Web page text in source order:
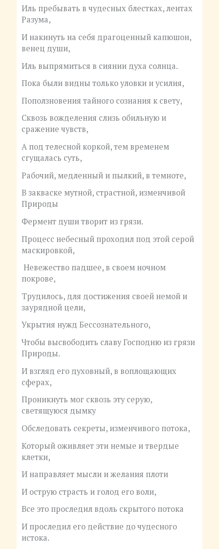
Иль пребывать в чудесных блестках, лентах
Разума,
И накинуть на себя драгоценный капюшон,
венец души,
Иль выпрямиться в сиянии духа солнца.
Пока были видны только уловки и усилия,
Поползновения тайного сознания к свету,
Сквозь вожделения слизь обильную и
сражение чувств,
А под телесной коркой, тем временем
сгущалась суть,
Рабочий, медленный и пылкий, в темноте,
В закваске мутной, страстной, изменчивой
Природы
Фермент души творит из грязи.
Процесс небесный проходил под этой серой
маскировкой,
Невежество падшее, в своем ночном
покрове,
Трудилось, для достижения своей немой и
заурядной цели,
Укрытия нужд Бессознательного,
Чтобы высвободить славу Господню из грязи
Природы.
И взгляд его духовный, в воплощающих
сферах,
Проникнуть мог сквозь эту серую,
светящуюся дымку
Обследовать секреты, изменчивого потока,
Который оживляет эти немые и твердые
клетки,
И направляет мысли и желания плоти
И острую страсть и голод его воли,
Все это проследил вдоль скрытого потока
И проследил его действие до чудесного
истока.